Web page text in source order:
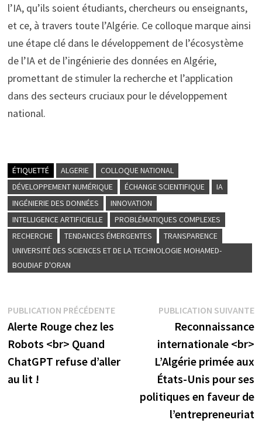
l’IA, qu’ils soient étudiants, chercheurs ou enseignants,
et ce, à travers toute l’Algérie. Ce colloque marque ainsi
une étape clé dans le développement de l’écosystème
de l’IA et de l’ingénierie des données en Algérie,
promettant de stimuler la recherche et l’application
dans des secteurs cruciaux pour le développement
national.
ÉTIQUETTÉ ALGERIE
COLLOQUE NATIONAL
DÉVELOPPEMENT NUMÉRIQUE
ÉCHANGE SCIENTIFIQUE
IA
INGÉNIERIE DES DONNÉES
INNOVATION
INTELLIGENCE ARTIFICIELLE
PROBLÉMATIQUES COMPLEXES
RECHERCHE
TENDANCES ÉMERGENTES
TRANSPARENCE
UNIVERSITÉ DES SCIENCES ET DE LA TECHNOLOGIE MOHAMED-
BOUDIAF D'ORAN
Navigation
de
l’article
PUBLICATION PRÉCÉDENTEPublication
Alerte Rouge chez les
Robots <br> Quand
ChatGPT refuse d’aller
au lit !
PUBLICATION SUIVANTE
Reconnaissance
internationale <br>
L’Algérie primée aux
États-Unis pour ses
politiques en faveur de
l’entrepreneuriat